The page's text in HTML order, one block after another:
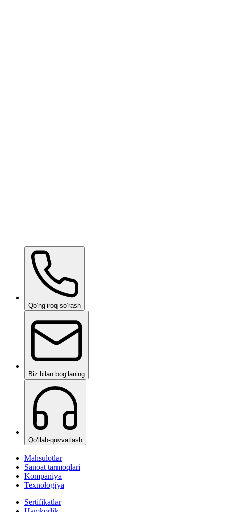
Ceramic Pro Care+soʻrov boʻyicha
Qoʻngʻiroq soʻrash
Biz bilan bogʻlaning
Qoʻllab-quvvatlash
Mahsulotlar
Sanoat tarmoqlari
Kompaniya
Texnologiya
Sertifikatlar